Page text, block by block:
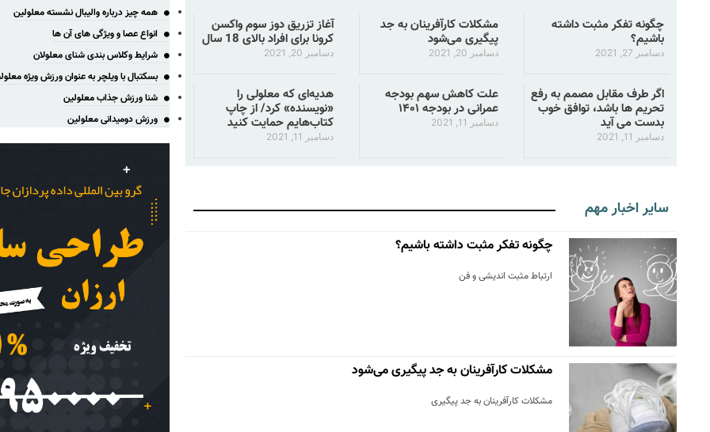
چگونه تفکر مثبت داشته
باشیم؟
دسامبر 27, 2021
مشکلات کارآفرینان به جد
پیگیری می‌شود
دسامبر 20, 2021
آغاز تزریق دوز سوم واکسن
کرونا برای افراد بالای 18 سال
دسامبر 20, 2021
اگر طرف مقابل مصمم به رفع
تحریم ها باشد، توافق خوب
بدست می آید
دسامبر 11, 2021
علت کاهش سهم بودجه
عمرانی در بودجه ۱۴۰۱
دسامبر 11, 2021
هدیه‌ای که معلولی را
«نویسنده» کرد/ از چاپ
کتاب‌هایم حمایت کنید
دسامبر 11, 2021
سایر اخبار مهم
چگونه تفکر مثبت داشته باشیم؟
ارتباط مثبت اندیشی و فن
مشکلات کارآفرینان به جد پیگیری می‌شود
مشکلات کارآفرینان به جد پیگیری
همه چیز درباره والیبال نشسته معلولین
انواع عصا و ویژگی های آن ها
شرایط وکلاس بندی شنای معلولان
بسکتبال با ویلچر به عنوان ورزش ویژه
شنا ورزش جذاب معلولین
ورزش دومیدانی معلولین